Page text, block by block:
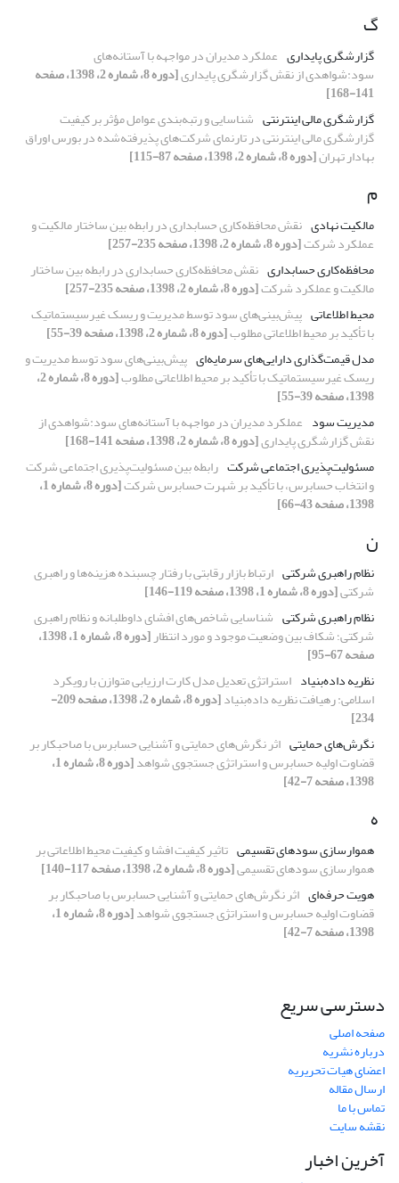
گ
گزارشگری پایداری عملکرد مدیران در مواجهه با آستانه‌های
سود:شواهدی از نقش گزارشگری پایداری [دوره 8، شماره 2، 1398، صفحه
141-168]
گزارشگری مالی اینترنتی شناسایی و رتبه‌بندی عوامل مؤثر بر کیفیت
گزارشگری مالی اینترنتی در تارنمای شرکت‌های پذیرفته‌شده در بورس اوراق
بهادار تهران[دوره 8، شماره 2، 1398، صفحه 87-115]
م
مالکیت نهادی نقش محافظه‌کاری حسابداری در رابطه بین ساختار مالکیت و
عملکرد شرکت[دوره 8، شماره 2، 1398، صفحه 235-257]
محافظه‌کاری حسابداری نقش محافظه‌کاری حسابداری در رابطه بین ساختار
مالکیت و عملکرد شرکت[دوره 8، شماره 2، 1398، صفحه 235-257]
محیط اطلاعاتی پیش‌بینی‌های سود توسط مدیریت و ریسک غیرسیستماتیک
با تأکید بر محیط اطلاعاتی مطلوب[دوره 8، شماره 2، 1398، صفحه 39-55]
مدل قیمت‌گذاری دارایی‌های سرمایه‌ای پیش‌بینی‌های سود توسط مدیریت و
ریسک غیرسیستماتیک با تأکید بر محیط اطلاعاتی مطلوب [دوره 8، شماره 2،
1398، صفحه 39-55]
مدیریت سود عملکرد مدیران در مواجهه با آستانه‌های سود:شواهدی از
نقش گزارشگری پایداری[دوره 8، شماره 2، 1398، صفحه 141-168]
مسئولیت‌پذیری اجتماعی شرکت رابطه بین مسئولیت‌پذیری اجتماعی شرکت
و انتخاب حسابرس، با تأکید بر شهرت حسابرس شرکت [دوره 8، شماره 1،
1398، صفحه 43-66]
ن
نظام راهبری شرکتی ارتباط بازار رقابتی با رفتار چسبنده هزینه‌ها و راهبری
شرکتی[دوره 8، شماره 1، 1398، صفحه 119-146]
نظام راهبری شرکتی شناسایی شاخص‌های افشای داوطلبانه و نظام راهبری
شرکتی؛ شکاف بین وضعیت موجود و مورد انتظار [دوره 8، شماره 1، 1398،
صفحه 67-95]
نظریه داده‌بنیاد استراتژی تعدیل مدل کارت ارزیابی متوازن با رویکرد
اسلامی: رهیافت نظریه داده‌بنیاد [دوره 8، شماره 2، 1398، صفحه 209-
234]
نگرش‌های حمایتی اثر نگرش‌های حمایتی و آشنایی حسابرس با صاحبکار بر
قضاوت اولیه حسابرس و استراتژی جستجوی شواهد [دوره 8، شماره 1،
1398، صفحه 7-42]
ه
هموارسازی سودهای تقسیمی تاثیر کیفیت افشا و کیفیت محیط اطلاعاتی بر
هموارسازی سودهای تقسیمی[دوره 8، شماره 2، 1398، صفحه 117-140]
هویت حرفه‌ای اثر نگرش‌های حمایتی و آشنایی حسابرس با صاحبکار بر
قضاوت اولیه حسابرس و استراتژی جستجوی شواهد [دوره 8، شماره 1،
1398، صفحه 7-42]
دسترسی سریع
صفحه اصلی
درباره نشریه
اعضای هیات تحریریه
ارسال مقاله
تماس با ما
نقشه سایت
آخرین اخبار